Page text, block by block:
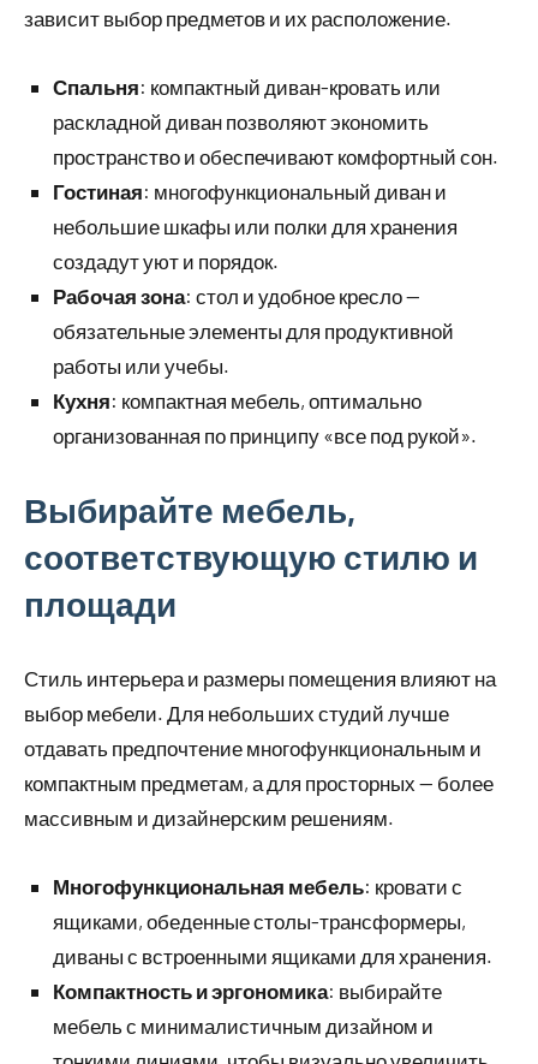
зависит выбор предметов и их расположение.
Спальня: компактный диван-кровать или
раскладной диван позволяют экономить
пространство и обеспечивают комфортный сон.
Гостиная: многофункциональный диван и
небольшие шкафы или полки для хранения
создадут уют и порядок.
Рабочая зона: стол и удобное кресло —
обязательные элементы для продуктивной
работы или учебы.
Кухня: компактная мебель, оптимально
организованная по принципу «все под рукой».
Выбирайте мебель,
соответствующую стилю и
площади
Стиль интерьера и размеры помещения влияют на
выбор мебели. Для небольших студий лучше
отдавать предпочтение многофункциональным и
компактным предметам, а для просторных — более
массивным и дизайнерским решениям.
Многофункциональная мебель: кровати с
ящиками, обеденные столы-трансформеры,
диваны с встроенными ящиками для хранения.
Компактность и эргономика: выбирайте
мебель с минималистичным дизайном и